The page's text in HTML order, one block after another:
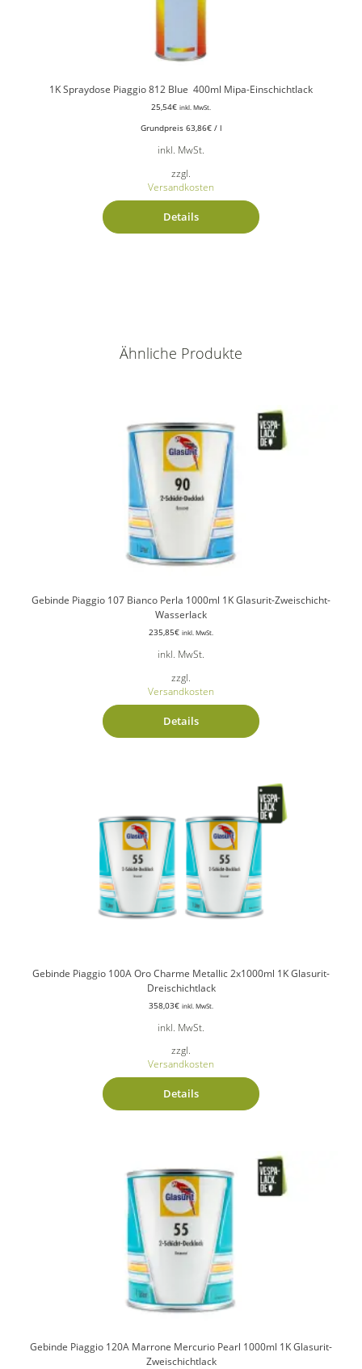
1K Spraydose Piaggio 812 Blue 400ml Mipa-Einschichtlack
25,54€ inkl. MwSt.
Grundpreis 63,86€/ l
inkl. MwSt.
zzgl.
Versandkosten
Details
Ähnliche Produkte
Gebinde Piaggio 107 Bianco Perla 1000ml 1K Glasurit-Zweischicht-
Wasserlack
235,85€ inkl. MwSt.
inkl. MwSt.
zzgl.
Versandkosten
Details
Gebinde Piaggio 100A Oro Charme Metallic 2x1000ml 1K Glasurit-
Dreischichtlack
358,03€ inkl. MwSt.
inkl. MwSt.
zzgl.
Versandkosten
Details
Gebinde Piaggio 120A Marrone Mercurio Pearl 1000ml 1K Glasurit-
Zweischichtlack